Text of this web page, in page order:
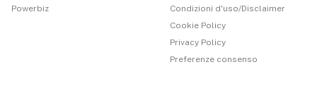
Powerbiz
Condizioni d'uso/Disclaimer
Cookie Policy
Privacy Policy
Preferenze consenso